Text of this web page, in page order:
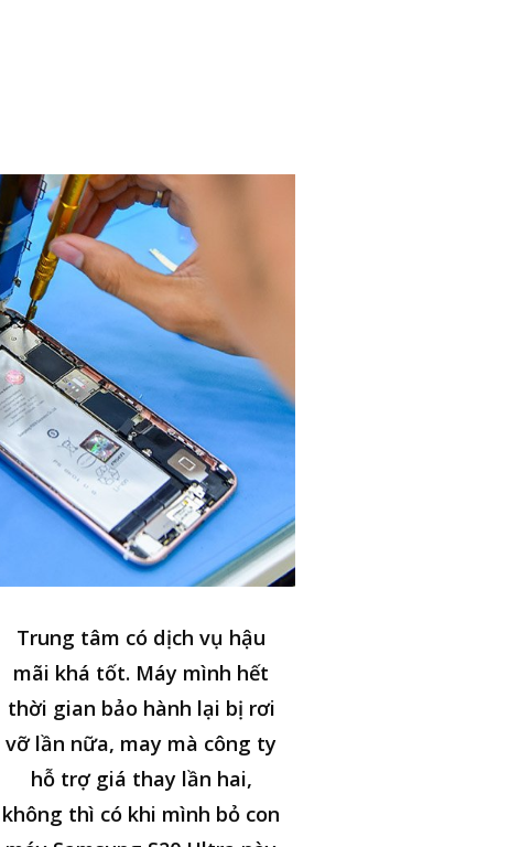
Trung tâm có dịch vụ hậu
mãi khá tốt. Máy mình hết
thời gian bảo hành lại bị rơi
vỡ lần nữa, may mà công ty
hỗ trợ giá thay lần hai,
không thì có khi mình bỏ con